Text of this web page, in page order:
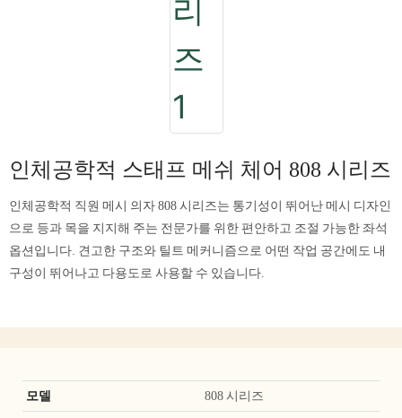
인체공학적 스태프 메쉬 체어 808 시리즈
인체공학적 직원 메시 의자 808 시리즈는 통기성이 뛰어난 메시 디자인
으로 등과 목을 지지해 주는 전문가를 위한 편안하고 조절 가능한 좌석
옵션입니다. 견고한 구조와 틸트 메커니즘으로 어떤 작업 공간에도 내
구성이 뛰어나고 다용도로 사용할 수 있습니다.
모델 808 시리즈